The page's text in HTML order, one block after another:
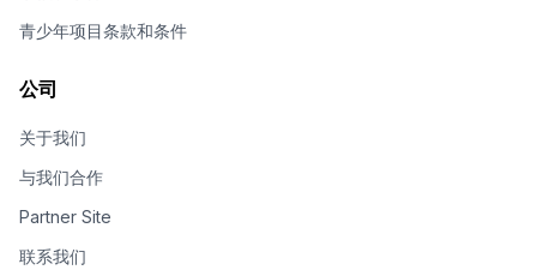
青少年项目条款和条件
公司
关于我们
与我们合作
Partner Site
联系我们